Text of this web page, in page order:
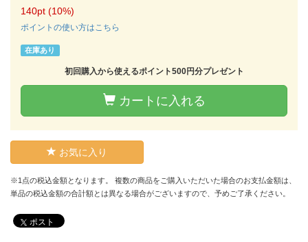
140pt (10%)
ポイントの使い方はこちら
在庫あり
初回購入から使えるポイント500円分プレゼント
カートに入れる
お気に入り
※1点の税込金額となります。 複数の商品をご購入いただいた場合のお支払金額は、
単品の税込金額の合計額とは異なる場合がございますので、予めご了承ください。
ポスト